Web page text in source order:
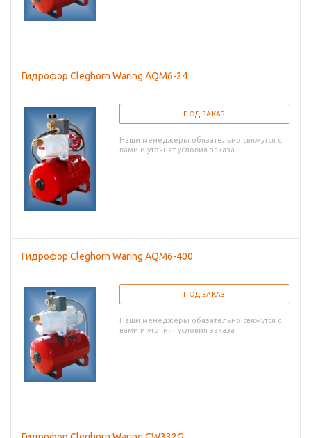
Гидрофор Cleghorn Waring AQM6-24
ПОД ЗАКАЗ
Наши менеджеры обязательно свяжутся с
вами и уточнят условия заказа
Гидрофор Cleghorn Waring AQM6-400
ПОД ЗАКАЗ
Наши менеджеры обязательно свяжутся с
вами и уточнят условия заказа